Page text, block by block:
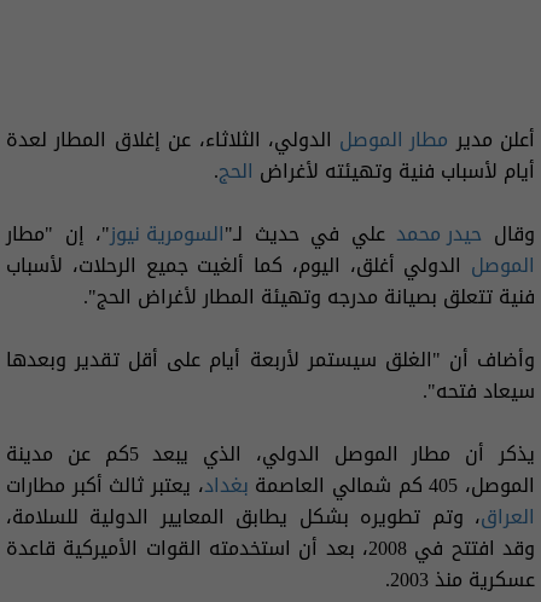
أعلن مدير مطار الموصل الدولي، الثلاثاء، عن إغلاق المطار لعدة
أيام لأسباب فنية وتهيئته لأغراض الحج.
وقال حيدر محمدعلي في حديث لـ"السومرية نيوز"، إن "مطار
الموصل الدولي أغلق، اليوم، كما ألغيت جميع الرحلات، لأسباب
فنية تتعلق بصيانة مدرجه وتهيئة المطار لأغراض الحج".
وأضاف أن "الغلق سيستمر لأربعة أيام على أقل تقدير وبعدها
سيعاد فتحه".
يذكر أن مطار الموصل الدولي، الذي يبعد 5كم عن مدينة
الموصل، 405 كم شمالي العاصمة
بغداد، يعتبر ثالث أكبر مطارات
العراق، وتم تطويره بشكل يطابق المعايير الدولية للسلامة،
وقد افتتح في 2008، بعد أن استخدمته القوات الأميركية قاعدة
عسكرية منذ 2003.